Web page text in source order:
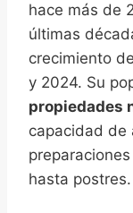
hace más de
últimas
crecimiento
y 2024. Su
propiedades
capacidad de
hasta postres.